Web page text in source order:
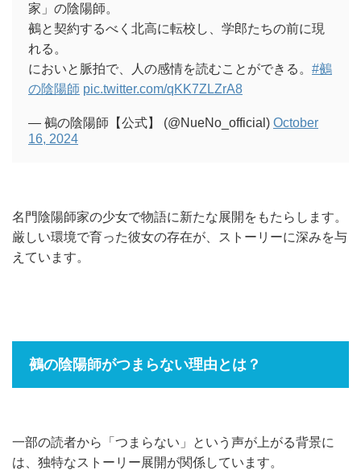
家」の陰陽師。
鵺と契約するべく北高に転校し、学郎たちの前に現
れる。
においと脈拍で、人の感情を読むことができる。 #鵺
の陰陽師 pic.twitter.com/qKK7ZLZrA8
— 鵺の陰陽師【公式】 (@NueNo_official) October
16, 2024
名門陰陽師家の少女で物語に新たな展開をもたらします。
厳しい環境で育った彼女の存在が、ストーリーに深みを与
えています。
鵺の陰陽師がつまらない理由とは？
一部の読者から「つまらない」という声が上がる背景に
は、独特なストーリー展開が関係しています。